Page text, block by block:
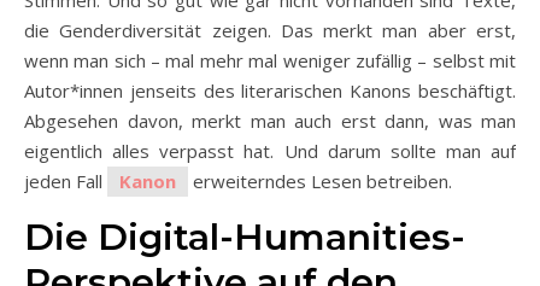
die Genderdiversität zeigen. Das merkt man aber erst,
wenn man sich – mal mehr mal weniger zufällig – selbst mit
Autor*innen jenseits des literarischen Kanons beschäftigt.
Abgesehen davon, merkt man auch erst dann, was man
eigentlich alles verpasst hat. Und darum sollte man auf
jeden Fall
Kanon erweiterndes Lesen betreiben.
Die Digital-Humanities-